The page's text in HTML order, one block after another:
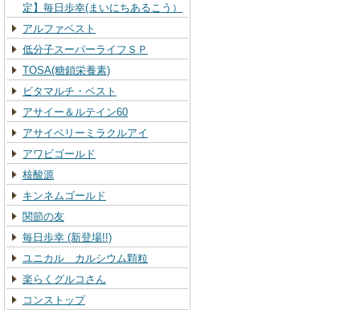
定】毎日歩幸(まいにちあるこう）
アルファベスト
低分子スーパーライフＳＰ
TOSA(糖鎖栄養素)
ビタマルチ・ベスト
アサイー＆ルテイン60
アサイベリーミラクルアイ
アワビゴールド
核酸源
キンネムゴールド
関節の友
毎日歩幸 (新登場!!)
ユニカル カルシウム顆粒
楽らくグルコさん
コンストップ